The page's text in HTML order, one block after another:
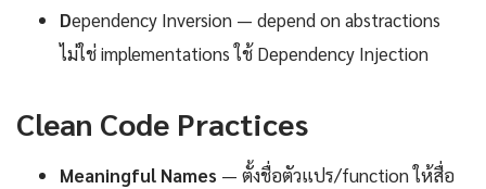
Dependency Inversion — depend on abstractions
ไม่ใช่ implementations ใช้ Dependency Injection
Clean Code Practices
Meaningful Names — ตั้งชื่อตัวแปร/function ให้สื่อ